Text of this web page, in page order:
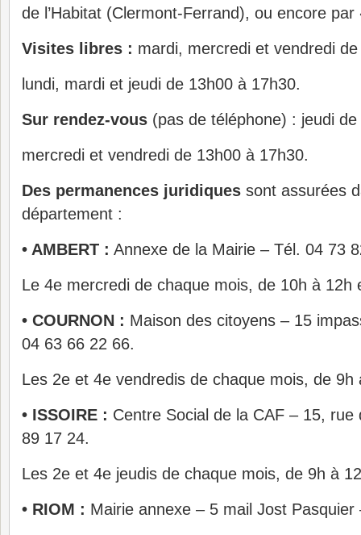
de l’Habitat (Clermont-Ferrand), ou encore
Visites libres : mardi, mercredi et vendredi
lundi, mardi et jeudi de 13h00 à 17h30.
Sur rendez-vous (pas de téléphone) : jeudi
mercredi et vendredi de 13h00 à 17h30.
Des permanences juridiques sont assurées
département :
• AMBERT : Annexe de la Mairie – Tél. 04 73
Le 4e mercredi de chaque mois, de 10h à 12h
• COURNON : Maison des citoyens – 15
04 63 66 22 66.
Les 2e et 4e vendredis de chaque mois, de 9h
• ISSOIRE : Centre Social de la CAF – 15,
89 17 24.
Les 2e et 4e jeudis de chaque mois, de 9h à
• RIOM : Mairie annexe – 5 mail Jost